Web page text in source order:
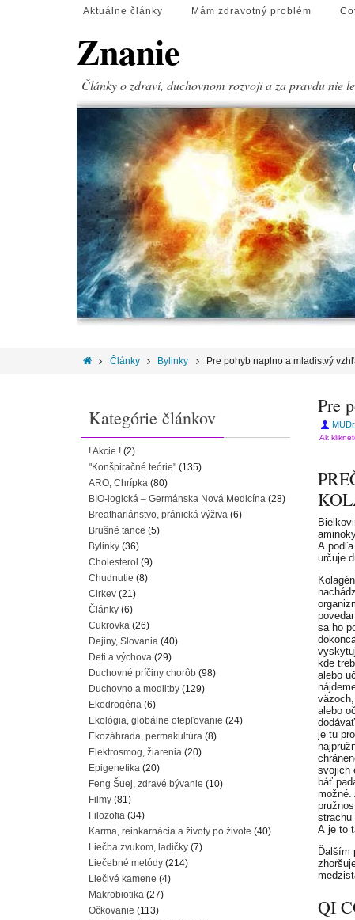
Aktuálne články Mám zdravotný problém
Znanie
Články o zdraví, duchovnom rozvoji a za pravdu nie
Články Bylinky Pre pohyb naplno a mladistvý
Pre
Ak
A
určuje
sa ho
kde
alebo
alebo
je tu
svojich
báť
možné.
A je to
Ďalším
QI
Kategórie článkov
! Akcie ! (2)
"Konšpiračné teórie" (135)
ARO, Chrípka (80)
BIO-logická – Germánska Nová Medicína (28)
Breathariánstvo, pránická výživa (6)
Brušné tance (5)
Bylinky (36)
Cholesterol (9)
Chudnutie (8)
Cirkev (21)
Články (6)
Cukrovka (26)
Dejiny, Slovania (40)
Deti a výchova (29)
Duchovné príčiny chorôb (98)
Duchovno a modlitby (129)
Ekodrogéria (6)
Ekológia, globálne otepľovanie (24)
Ekozáhrada, permakultúra (8)
Elektrosmog, žiarenia (20)
Epigenetika (20)
Feng Šuej, zdravé bývanie (10)
Filmy (81)
Filozofia (34)
Karma, reinkarnácia a životy po živote (40)
Liečba zvukom, ladičky (7)
Liečebné metódy (214)
Liečivé kamene (4)
Makrobiotika (27)
Očkovanie (113)